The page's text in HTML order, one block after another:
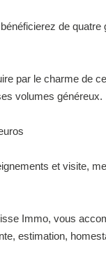
de quatre
par le charme de
volumes généreux.
et visite,
Immo, vous
estimation,